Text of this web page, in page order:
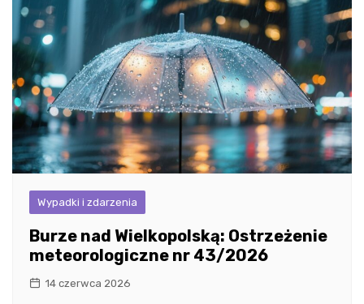
Wypadki i zdarzenia
Burze nad Wielkopolską: Ostrzeżenie
meteorologiczne nr 43/2026
14 czerwca 2026